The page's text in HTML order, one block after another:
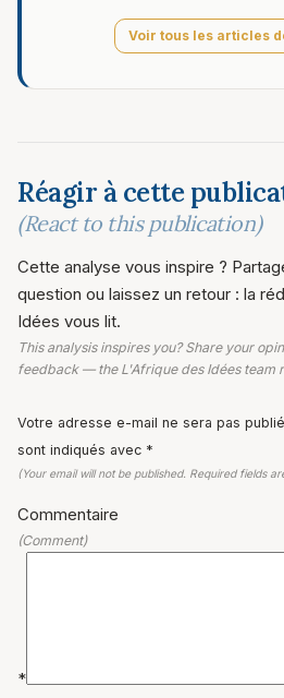
Voir tous les articles
Réagir à cette
(React to this publication)
Cette analyse vous inspire ?
question ou laissez un retour : la
Idées vous lit.
This analysis inspires you? Share your
feedback — the L'Afrique des Idées team
Votre adresse e-mail ne sera pas
sont indiqués avec *
(Your email will not be published. Required fields
Commentaire
(Comment)
*